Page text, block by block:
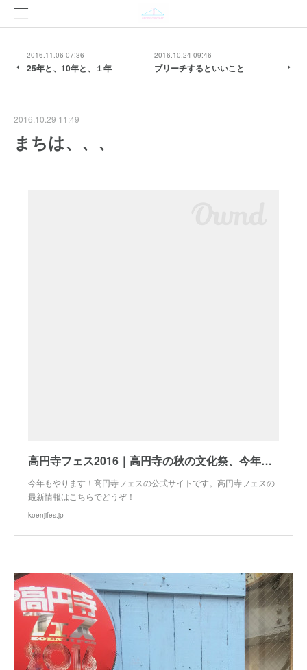
2016.11.06 07:36
25年と、10年と、１年
2016.10.24 09:46
ブリーチするといいこと
2016.10.29 11:49
まちは、、、
高円寺フェス2016｜高円寺の秋の文化祭、今年もやります！
今年もやります！高円寺フェスの公式サイトです。高円寺フェスの
最新情報はこちらでどうぞ！
koenjifes.jp